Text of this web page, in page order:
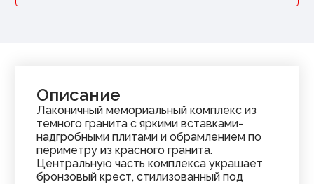
Описание
Лаконичный мемориальный комплекс из
темного гранита с яркимивставками-
надгробными плитами и обрамлением по
периметру из красного гранита.
Центральную часть комплекса украшает
бронзовый крест, стилизованный под